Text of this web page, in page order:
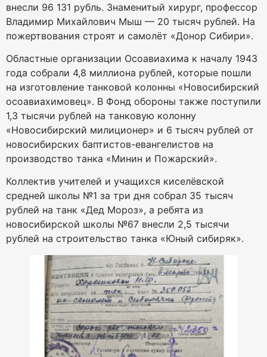
внесли 96 131 рубль. Знаменитый хирург, профессор
Владимир Михайлович Мыш — 20 тысяч рублей. На
пожертвования строят и самолёт «Донор Сибири».
Областные организации Осоавиахима к началу 1943
года собрали 4,8 миллиона рублей, которые пошли
на изготовление танковой колонны «Новосибирский
осоавиахимовец». В Фонд обороны также поступили
1,3 тысячи рублей на танковую колонну
«Новосибирский милиционер» и 6 тысяч рублей от
новосибирских баптистов-евангелистов на
производство танка «Минин и Пожарский».
Коллектив учителей и учащихся киселёвской
средней школы №1 за три дня собрал 35 тысяч
рублей на танк «Дед Мороз», а ребята из
новосибирской школы №67 внесли 2,5 тысячи
рублей на строительство танка «Юный сибиряк».